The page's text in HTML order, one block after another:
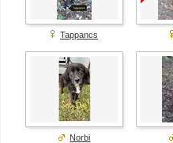
Tappancs
Norbi